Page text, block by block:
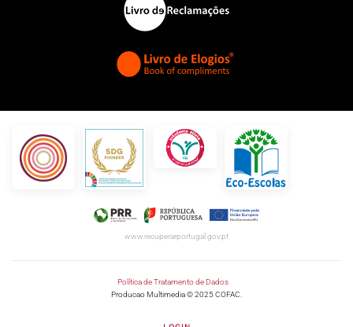
www.recuperarportugal.gov.pt
Política de Tratamento de Dados
Producao Multimedia © 2025 COFAC.